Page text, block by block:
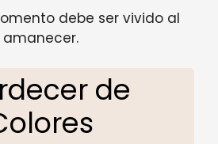
debe ser vivido al
amanecer.
de